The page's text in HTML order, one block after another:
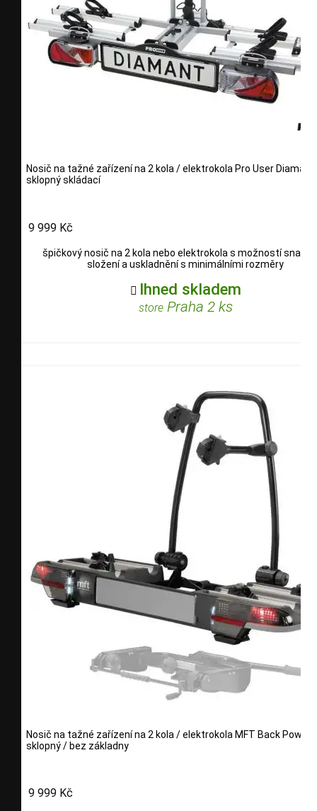
Nosič na tažné zařízení na 2 kola / elektrokola Pro User Diamant
sklopný skládací
9 999 Kč
špičkový nosič na 2 kola nebo elektrokola s možností
složení a uskladnění s minimálními rozměry
 Ihned skladem
storePraha 2 ks
Nosič na tažné zařízení na 2 kola / elektrokola MFT Back Power -
sklopný / bez základny
9 999 Kč